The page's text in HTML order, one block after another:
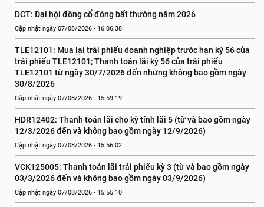
DCT: Đại hội đồng cổ đông bất thường năm 2026
Cập nhật ngày 07/08/2026 - 16:06:38
TLE12101: Mua lại trái phiếu doanh nghiệp trước hạn kỳ 56 của
trái phiếu TLE12101; Thanh toán lãi kỳ 56 của trái phiếu
TLE12101 từ ngày 30/7/2026 đến nhưng không bao gồm ngày
30/8/2026
Cập nhật ngày 07/08/2026 - 15:59:19
HDR12402: Thanh toán lãi cho kỳ tính lãi 5 (từ và bao gồm ngày
12/3/2026 đến và không bao gồm ngày 12/9/2026)
Cập nhật ngày 07/08/2026 - 15:56:02
VCK125005: Thanh toán lãi trái phiếu kỳ 3 (từ và bao gồm ngày
03/3/2026 đến và không bao gồm ngày 03/9/2026)
Cập nhật ngày 07/08/2026 - 15:55:10